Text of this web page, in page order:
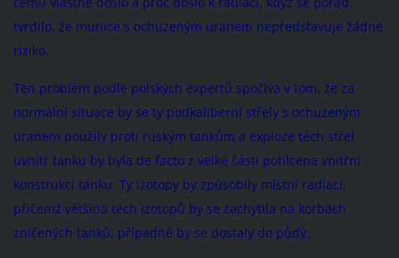
tvrdilo, že munice s ochuzeným uranem nepředstavuje žádné
riziko.
Ten problém podle polských expertů spočívá v tom, že za
normální situace by se ty podkaliberní střely s ochuzeným
uranem použily proti ruským tankům a exploze těch střel
uvnitř tanku by byla de facto z velké části pohlcena vnitřní
konstrukcí tanku. Ty izotopy by způsobily místní radiaci,
přičemž většina těch izotopů by se zachytila na korbách
zničených tanků, případně by se dostaly do půdy.